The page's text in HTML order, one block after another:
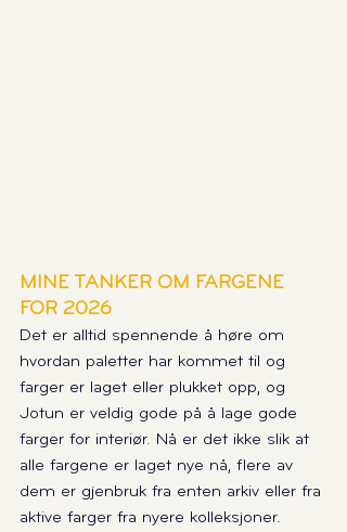
MINE TANKER OM FARGENE
FOR 2026
Det er alltid spennende å høre om
hvordan paletter har kommet til og
farger er laget eller plukket opp, og
Jotun er veldig gode på å lage gode
farger for interiør. Nå er det ikke slik at
alle fargene er laget nye nå, flere av
dem er gjenbruk fra enten arkiv eller fra
aktive farger fra nyere kolleksjoner.